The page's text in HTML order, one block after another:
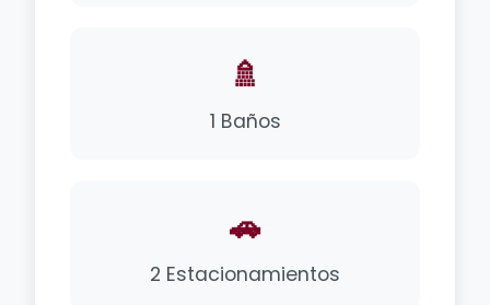
🚿
1 Baños
🚗
2 Estacionamientos